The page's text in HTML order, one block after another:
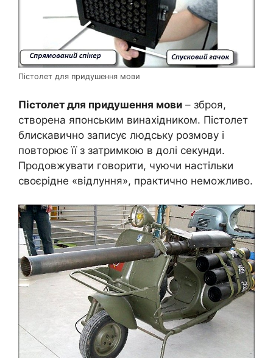
Пістолет для придушення мови
Пістолет для придушення мови – зброя,
створена японським винахідником. Пістолет
блискавично записує людську розмову і
повторює її з затримкою в долі секунди.
Продовжувати говорити, чуючи настільки
своєрідне «відлуння», практично неможливо.